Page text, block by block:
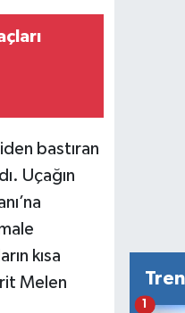
bastıran
Uçağın
kısa
Melen
1